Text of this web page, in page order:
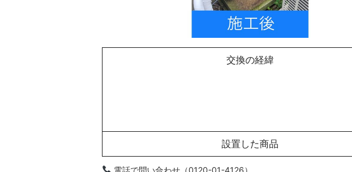
交換の経緯
設置した商品
電話で問い合わせ（0120-01-4126）